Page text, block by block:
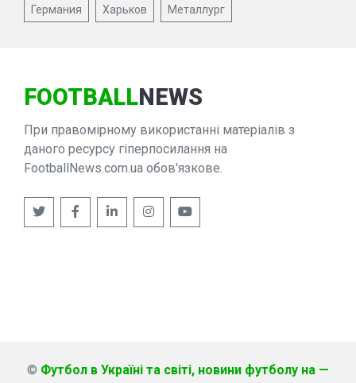
Германия Харьков Металлург
FOOTBALLNEWS
При правомірному використанні матеріалів з
даного ресурсу гіперпосилання на
FootballNews.com.ua обов'язкове.
© Футбол в Україні та світі, новини футболу на —